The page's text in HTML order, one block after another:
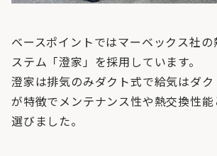
ベースポイントではマーベックス社
ステム「澄家」を採用しています。
澄家は排気のみダクト式で給気はダ
が特徴でメンテナンス性や熱交換性
選びました。